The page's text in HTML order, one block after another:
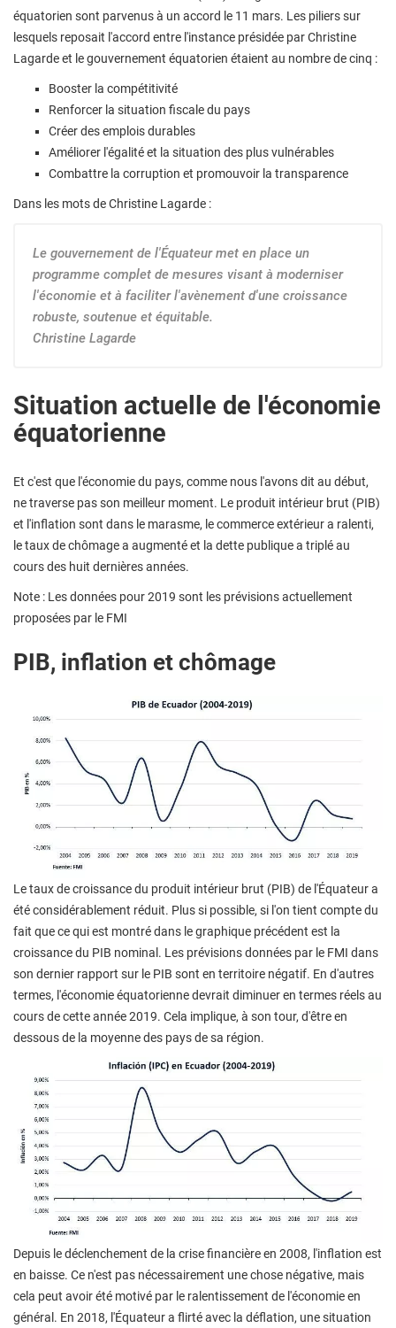
équatorien sont parvenus à un accord le 11 mars. Les piliers sur
lesquels reposait l'accord entre l'instance présidée par Christine
Lagarde et le gouvernement équatorien étaient au nombre de cinq :
Booster la compétitivité
Renforcer la situation fiscale du pays
Créer des emplois durables
Améliorer l'égalité et la situation des plus vulnérables
Combattre la corruption et promouvoir la transparence
Dans les mots de Christine Lagarde :
Le gouvernement de l'Équateur met en place un
programme complet de mesures visant à moderniser
l'économie et à faciliter l'avènement d'une croissance
robuste, soutenue et équitable.
Christine Lagarde
Situation actuelle de l'économie
équatorienne
Et c'est que l'économie du pays, comme nous l'avons dit au début,
ne traverse pas son meilleur moment. Le produit intérieur brut (PIB)
et l'inflation sont dans le marasme, le commerce extérieur a ralenti,
le taux de chômage a augmenté et la dette publique a triplé au
cours des huit dernières années.
Note : Les données pour 2019 sont les prévisions actuellement
proposées par le FMI
PIB, inflation et chômage
Le taux de croissance du produit intérieur brut (PIB) de l'Équateur a
été considérablement réduit. Plus si possible, si l'on tient compte du
fait que ce qui est montré dans le graphique précédent est la
croissance du PIB nominal. Les prévisions données par le FMI dans
son dernier rapport sur le PIB sont en territoire négatif. En d'autres
termes, l'économie équatorienne devrait diminuer en termes réels au
cours de cette année 2019. Cela implique, à son tour, d'être en
dessous de la moyenne des pays de sa région.
Depuis le déclenchement de la crise financière en 2008, l'inflation est
en baisse. Ce n'est pas nécessairement une chose négative, mais
cela peut avoir été motivé par le ralentissement de l'économie en
général. En 2018, l'Équateur a flirté avec la déflation, une situation